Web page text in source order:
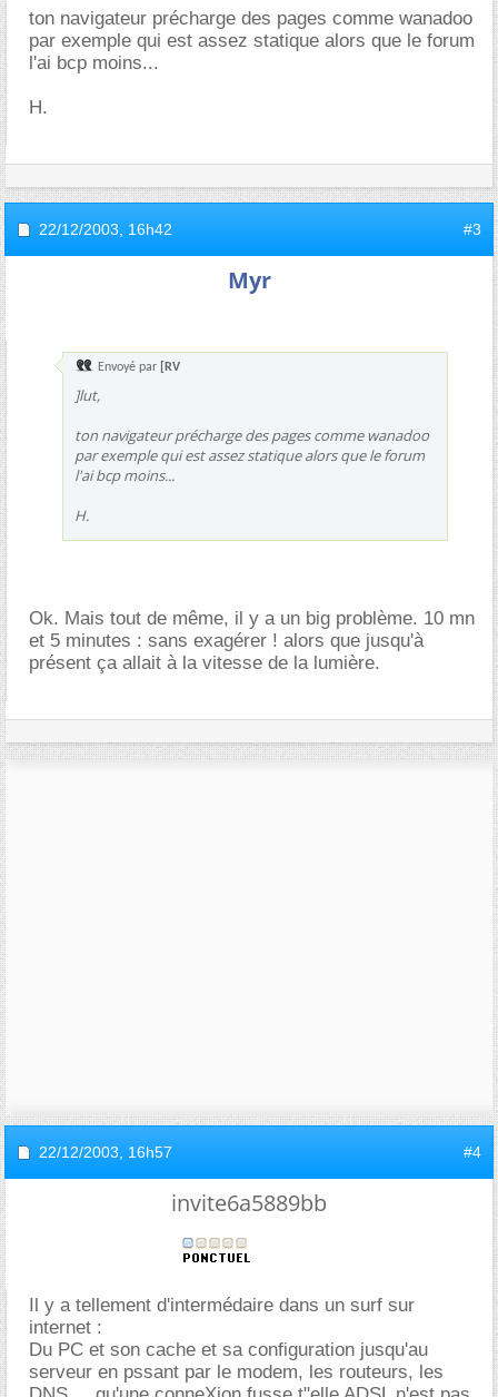
ton navigateur précharge des pages comme wanadoo
par exemple qui est assez statique alors que le forum
l'ai bcp moins...
H.
22/12/2003, 16h42 #3
Myr
Envoyé par [RV
]lut,
ton navigateur précharge des pages comme wanadoo
par exemple qui est assez statique alors que le forum
l'ai bcp moins...
H.
Ok. Mais tout de même, il y a un big problème. 10 mn
et 5 minutes : sans exagérer ! alors que jusqu'à
présent ça allait à la vitesse de la lumière.
22/12/2003, 16h57 #4
invite6a5889bb
Il y a tellement d'intermédaire dans un surf sur
internet :
Du PC et son cache et sa configuration jusqu'au
serveur en pssant par le modem, les routeurs, les